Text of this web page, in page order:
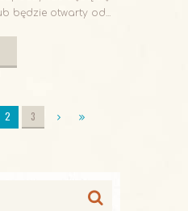
będzie otwarty od...
2 3